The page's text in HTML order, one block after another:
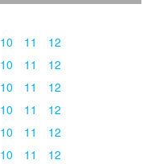
10 11
12
10 11
12
10 11
12
10 11
12
10 11
12
10 11
12